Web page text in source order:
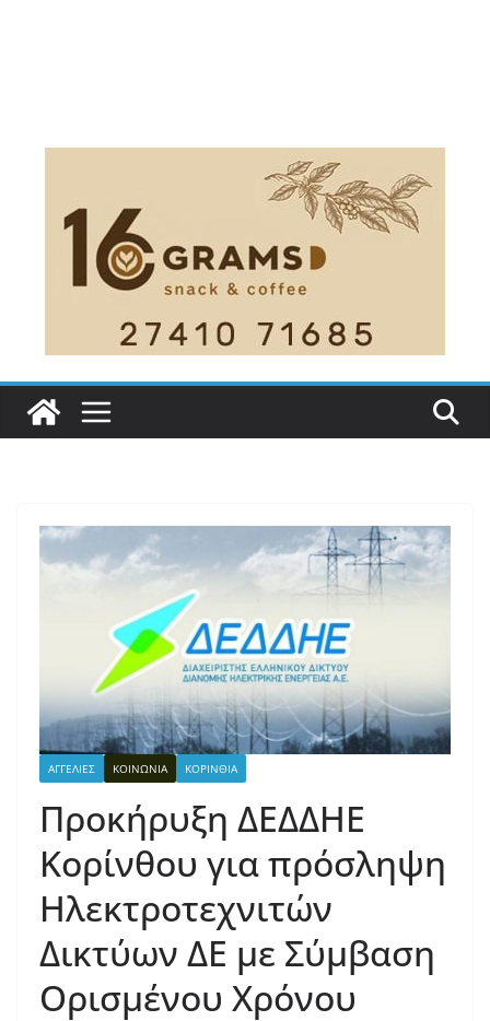
ΑΓΓΕΛΙΕΣ ΚΟΙΝΩΝΙΑ ΚΟΡΙΝΘΙΑ
Προκήρυξη ΔΕΔΔΗΕ
Κορίνθου για πρόσληψη
Ηλεκτροτεχνιτών
Δικτύων ΔΕ με Σύμβαση
Ορισμένου Χρόνου